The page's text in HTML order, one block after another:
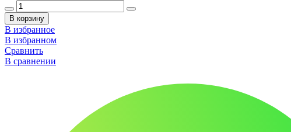
В корзину
В избранное
В избранном
Сравнить
В сравнении